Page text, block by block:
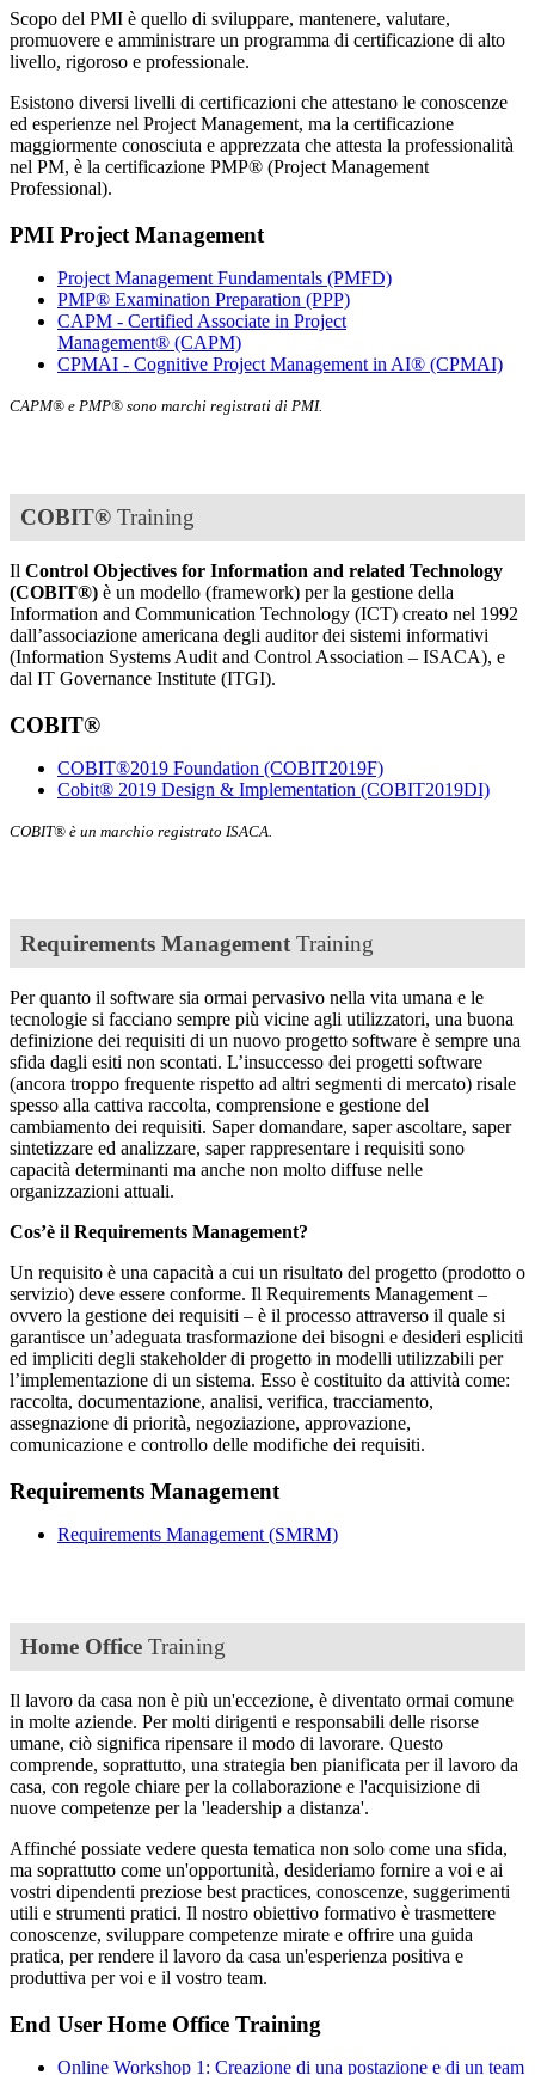
Scopo del PMI è quello di sviluppare, mantenere, valutare,
promuovere e amministrare un programma di certificazione di alto
livello, rigoroso e professionale.
Esistono diversi livelli di certificazioni che attestano le conoscenze
ed esperienze nel Project Management, ma la certificazione
maggiormente conosciuta e apprezzata che attesta la professionalità
nel PM, è la certificazione PMP® (Project Management
Professional).
PMI Project Management
Project Management Fundamentals (PMFD)
PMP® Examination Preparation (PPP)
CAPM - Certified Associate in Project
Management® (CAPM)
CPMAI - Cognitive Project Management in AI® (CPMAI)
CAPM® e PMP® sono marchi registrati di PMI.
COBIT® Training
Il Control Objectives for Information and related Technology
(COBIT®) è un modello (framework) per la gestione della
Information and Communication Technology (ICT) creato nel 1992
dall’associazione americana degli auditor dei sistemi informativi
(Information Systems Audit and Control Association – ISACA), e
dal IT Governance Institute (ITGI).
COBIT®
COBIT®2019 Foundation (COBIT2019F)
Cobit® 2019 Design & Implementation (COBIT2019DI)
COBIT® è un marchio registrato ISACA.
Requirements Management Training
Per quanto il software sia ormai pervasivo nella vita umana e le
tecnologie si facciano sempre più vicine agli utilizzatori, una buona
definizione dei requisiti di un nuovo progetto software è sempre una
sfida dagli esiti non scontati. L’insuccesso dei progetti software
(ancora troppo frequente rispetto ad altri segmenti di mercato) risale
spesso alla cattiva raccolta, comprensione e gestione del
cambiamento dei requisiti. Saper domandare, saper ascoltare, saper
sintetizzare ed analizzare, saper rappresentare i requisiti sono
capacità determinanti ma anche non molto diffuse nelle
organizzazioni attuali.
Cos’è il Requirements Management?
Un requisito è una capacità a cui un risultato del progetto (prodotto o
servizio) deve essere conforme. Il Requirements Management –
ovvero la gestione dei requisiti – è il processo attraverso il quale si
garantisce un’adeguata trasformazione dei bisogni e desideri espliciti
ed impliciti degli stakeholder di progetto in modelli utilizzabili per
l’implementazione di un sistema. Esso è costituito da attività come:
raccolta, documentazione, analisi, verifica, tracciamento,
assegnazione di priorità, negoziazione, approvazione,
comunicazione e controllo delle modifiche dei requisiti.
Requirements Management
Requirements Management (SMRM)
Home Office Training
Il lavoro da casa non è più un'eccezione, è diventato ormai comune
in molte aziende. Per molti dirigenti e responsabili delle risorse
umane, ciò significa ripensare il modo di lavorare. Questo
comprende, soprattutto, una strategia ben pianificata per il lavoro da
casa, con regole chiare per la collaborazione e l'acquisizione di
nuove competenze per la 'leadership a distanza'.
Affinché possiate vedere questa tematica non solo come una sfida,
ma soprattutto come un'opportunità, desideriamo fornire a voi e ai
vostri dipendenti preziose best practices, conoscenze, suggerimenti
utili e strumenti pratici. Il nostro obiettivo formativo è trasmettere
conoscenze, sviluppare competenze mirate e offrire una guida
pratica, per rendere il lavoro da casa un'esperienza positiva e
produttiva per voi e il vostro team.
End User Home Office Training
Online Workshop 1: Creazione di una postazione e di un team